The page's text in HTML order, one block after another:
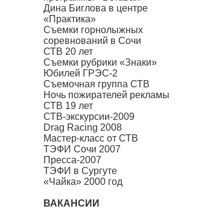
Дина Биглова в центре
«Практика»
Съемки горнолыжных
соревнований в Сочи
СТВ 20 лет
Съемки рубрики «Знаки»
Юбилей ГРЭС-2
Съемочная группа СТВ
Ночь пожирателей рекламы
СТВ 19 лет
СТВ-экскурсии-2009
Drag Racing 2008
Мастер-класс от СТВ
ТЭФИ Сочи 2007
Пресса-2007
ТЭФИ в Сургуте
«Чайка» 2000 год
ВАКАНСИИ